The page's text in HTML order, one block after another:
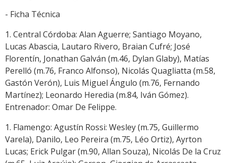
- Ficha Técnica
1. Central Córdoba: Alan Aguerre; Santiago Moyano,
Lucas Abascia, Lautaro Rivero, Braian Cufré; José
Florentín, Jonathan Galván (m.46, Dylan Glaby), Matías
Perelló (m.76, Franco Alfonso), Nicolás Quagliatta (m.58,
Gastón Verón), Luis Miguel Ángulo (m.76, Fernando
Martínez); Leonardo Heredia (m.84, Iván Gómez).
Entrenador: Omar De Felippe.
1. Flamengo: Agustín Rossi: Wesley (m.75, Guillermo
Varela), Danilo, Leo Pereira (m.75, Léo Ortiz), Ayrton
Lucas; Erick Pulgar (m.90, Allan Souza), Nicolás De la Cruz